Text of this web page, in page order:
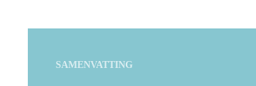
SAMENVATTING